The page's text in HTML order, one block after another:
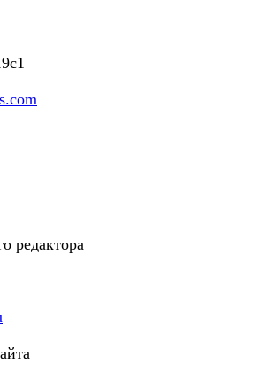
редактора